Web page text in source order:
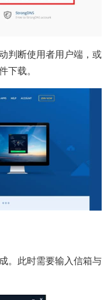
判断使用者用户端，或
下载。
。此时需要输入信箱与